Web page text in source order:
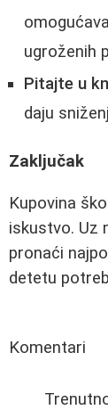
ugroženih
Pitajte u
daju
Zaključak
Kupovina
iskustvo. Uz
pronaći
detetu
Komentari